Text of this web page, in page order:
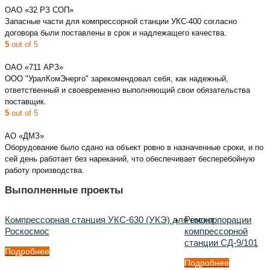
ОАО «32 РЗ СОП»
Запасные части для компрессорной станции УКС-400 согласно
договора были поставлены в срок и надлежащего качества.
5 out of 5
ОАО «711 АРЗ»
ООО "УралКомЭнерго" зарекомендовал себя, как надежный,
ответственный и своевременно выполняющий свои обязательства
поставщик.
5 out of 5
АО «ДМЗ»
Оборудование было сдано на объект ровно в назначенные сроки, и по
сей день работает без нареканий, что обеспечивает бесперебойную
работу производства.
Выполненные проекты
Компрессорная станция УКС-630 (УКЭ) для госкорпорации
Роскосмос
Подробнее
Ремонт
компрессорной
станции СД-9/101
Подробнее